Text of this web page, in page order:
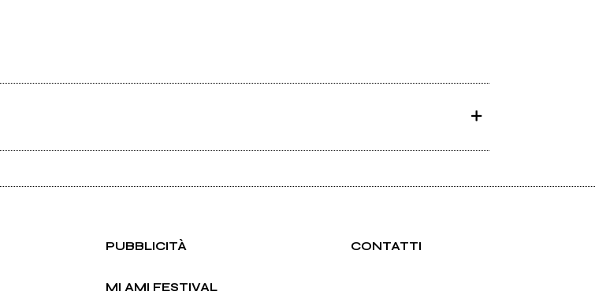
PUBBLICITÀ CONTATTI
MI AMI FESTIVAL